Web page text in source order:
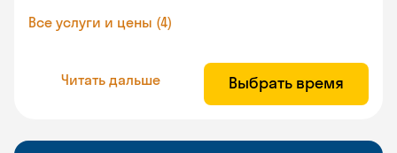
Все услуги и цены (4)
Читать дальше Выбрать время